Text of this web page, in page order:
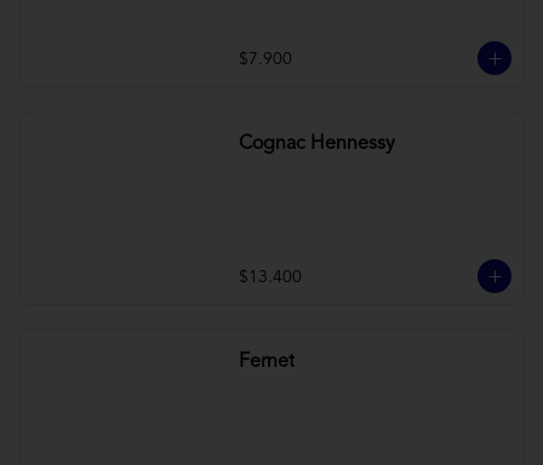
$7.900
Cognac Hennessy
$13.400
Fernet